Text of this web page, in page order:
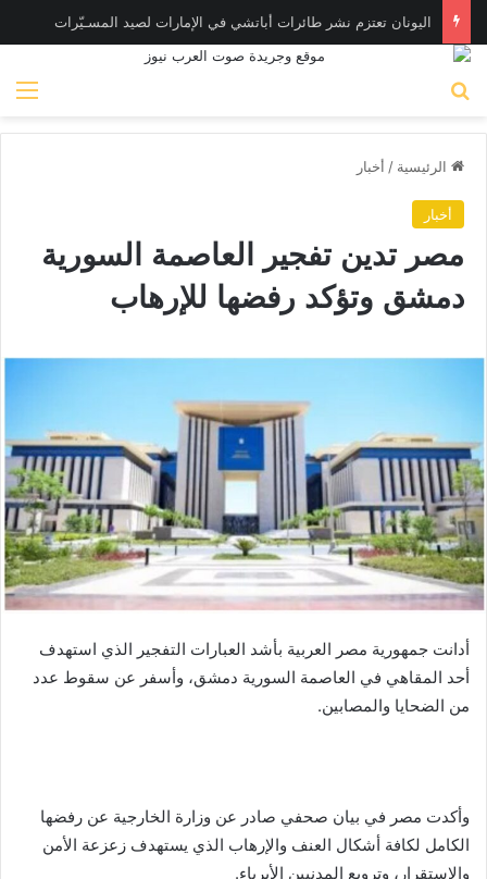
اليونان تعتزم نشر طائرات أباتشي في الإمارات لصيد المسـيّرات
الرئيسية / أخبار
أخبار
مصر تدين تفجير العاصمة السورية
دمشق وتؤكد رفضها للإرهاب
أدانت جمهورية مصر العربية بأشد العبارات التفجير الذي استهدف
أحد المقاهي في العاصمة السورية دمشق، وأسفر عن سقوط عدد
من الضحايا والمصابين.
وأكدت مصر في بيان صحفي صادر عن وزارة الخارجية عن رفضها
الكامل لكافة أشكال العنف والإرهاب الذي يستهدف زعزعة الأمن
والاستقرار، وترويع المدنيين الأبرياء.